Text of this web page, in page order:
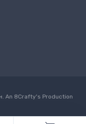
An 8Crafty's Production